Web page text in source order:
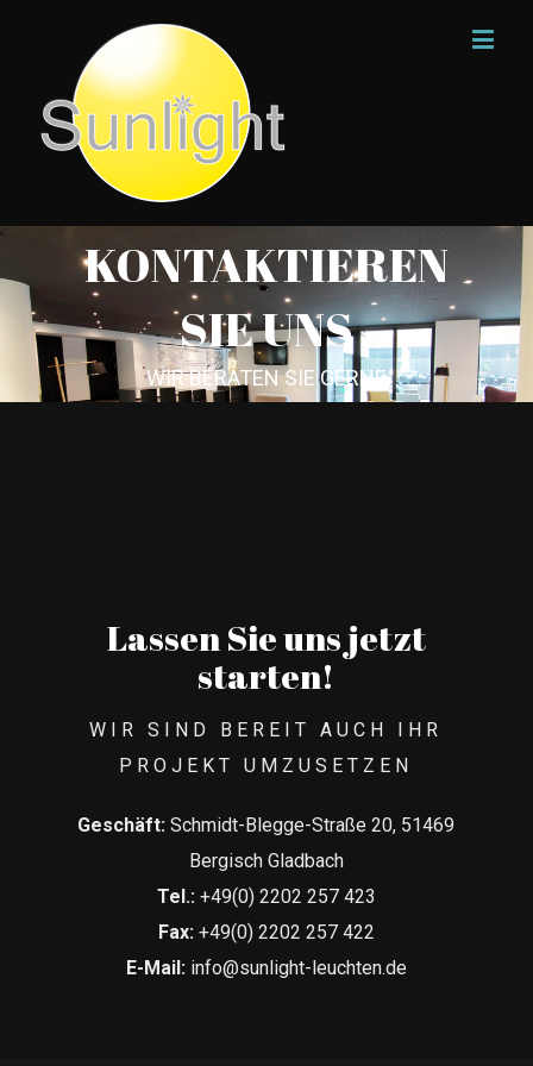
KONTAKTIEREN
SIE UNS
WIR BERATEN SIE GERNE
Lassen Sie uns jetzt
starten!
WIR SIND BEREIT AUCH IHR
PROJEKT UMZUSETZEN
Geschäft: Schmidt-Blegge-Straße 20, 51469
Bergisch Gladbach
Tel.:+49(0) 2202 257 423
Fax:+49(0) 2202 257 422
E-Mail:info@sunlight-leuchten.de